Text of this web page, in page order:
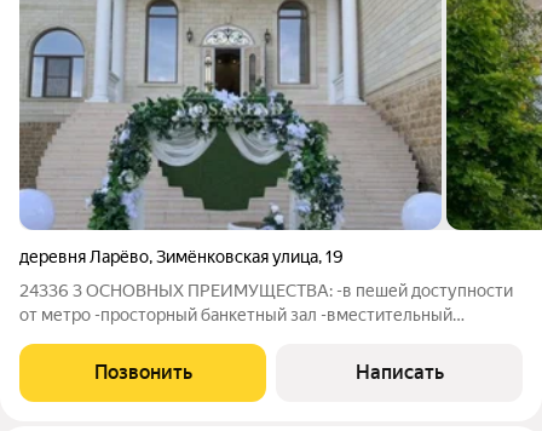
деревня Ларёво,Зимёнковская улица,19
24336 3 ОСНОВНЫХ ПРЕИМУЩЕСТВА: -в пешей доступности
от метро -просторный банкетный зал -вместительный
-частные мероприятия Сдается посуточно дом,
pacпoлoженный в Новой Мoскве, в 7 км от MKАД пo
Позвонить Написать